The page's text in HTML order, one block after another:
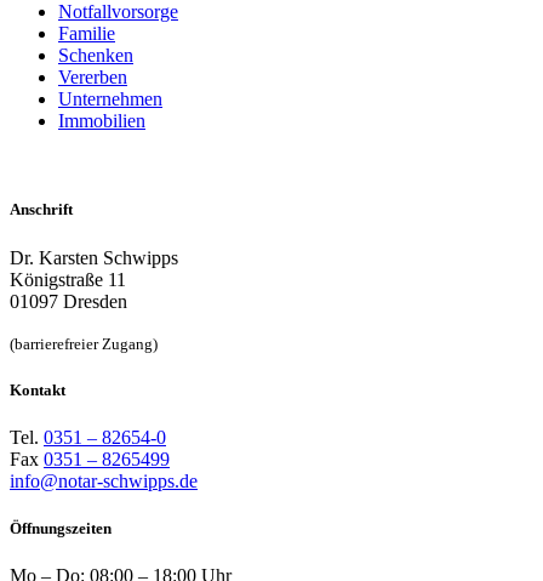
Notfallvorsorge
Familie
Schenken
Vererben
Unternehmen
Immobilien
Anschrift
Dr. Karsten Schwipps
Königstraße 11
01097 Dresden
(barrierefreier Zugang)
Kontakt
Tel. 0351 – 82654-0
Fax 0351 – 8265499
info@notar-schwipps.de
Öffnungszeiten
Mo – Do: 08:00 – 18:00 Uhr